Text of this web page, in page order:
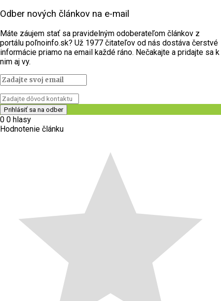
Odber nových článkov na e-mail
Máte záujem stať sa pravidelným odoberateľom článkov z
portálu poľnoinfo.sk? Už 1977 čitateľov od nás dostáva čerstvé
informácie priamo na email každé ráno. Nečakajte a pridajte sa k
nim aj vy.
0 0 hlasy
Hodnotenie článku